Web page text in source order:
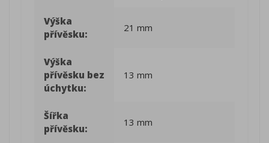
Výška
přívěsku:
21 mm
Výška
přívěsku bez
úchytku:
13 mm
Šířka
přívěsku:
13 mm